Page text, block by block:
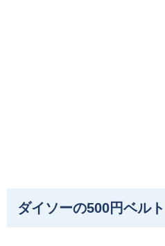
ダイソーの500円ベル